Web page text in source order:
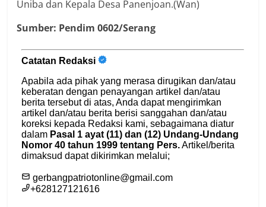
Uniba dan Kepala Desa Panenjoan.(Wan)
Sumber: Pendim 0602/Serang